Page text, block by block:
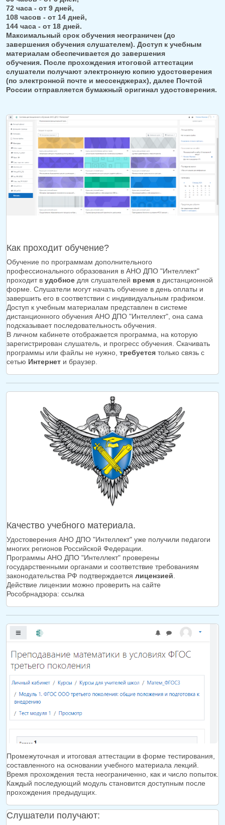
72 часа - от 9 дней,
108 часов - от 14 дней,
144 часа - от 18 дней.
Максимальный срок обучения неограничен (до
завершения обучения слушателем). Доступ к учебным
материалам обеспечивается до завершения
обучения. После прохождения итоговой аттестации
слушатели получают электронную копию удостоверения
(по электронной почте и мессенджерах), далее Почтой
России отправляется бумажный оригинал удостоверения.
Как проходит обучение?
Обучение по программам дополнительного
профессионального образования в АНО ДПО "Интеллект"
проходит в удобное для слушателей время в дистанционной
форме. Слушатели могут начать обучение в день оплаты и
завершить его в соответствии с индивидуальным графиком.
Доступ к учебным материалам представлен в системе
дистанционного обучения АНО ДПО "Интеллект", она сама
подсказывает последовательность обучения.
В личном кабинете отображается программа, на которую
зарегистрирован слушатель, и прогресс обучения. Скачивать
программы или файлы не нужно, требуется только связь с
сетью Интернет и браузер.
Качество учебного материала.
Удостоверения АНО ДПО "Интеллект" уже получили педагоги
многих регионов Российской Федерации.
Программы АНО ДПО "Интеллект" проверены
государственными органами и соответствие требованиям
законодательства РФ подтверждается лицензией
Действие лицензии можно проверить на сайте
Рособрнадзора: ссылка
Промежуточная и итоговая аттестации в форме тестирования,
составленного на основании учебного материала лекций.
Время прохождения теста неограниченно, как и число попыток.
Каждый последующий модуль становится доступным после
прохождения предыдущих.
Слушатели получают: